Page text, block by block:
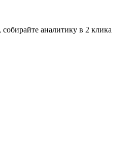
аналитику в 2 клика